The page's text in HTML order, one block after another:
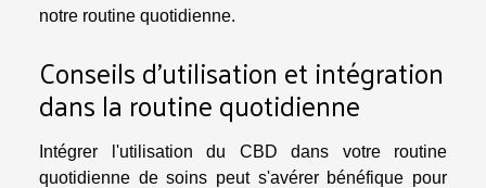
notre routine quotidienne.
Conseils d'utilisation et intégration
dans la routine quotidienne
Intégrer l'utilisation du CBD dans votre routine
quotidienne de soins peut s'avérer bénéfique pour